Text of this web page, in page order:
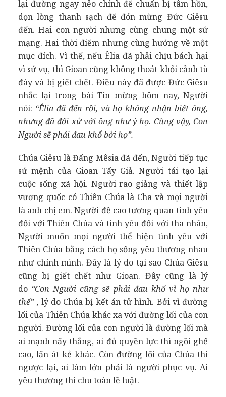
lại đường ngay nẻo chính để chuẩn bị tâm hồn,
dọn lòng thanh sạch để đón mừng Đức Giêsu
đến. Hai con người nhưng cùng chung một sứ
mạng. Hai thời điểm nhưng cùng hướng về một
mục đích. Vì thế, nếu Êlia đã phải chịu bách hại
vì sứ vụ, thì Gioan cũng không thoát khỏi cảnh tù
đày và bị giết chết. Điều này đã được Đức Giêsu
nhắc lại trong bài Tin mừng hôm nay, Người
nói: “Êlia đã đến rồi, và họ không nhận biết ông,
nhưng đã đối xử với ông như ý họ. Cũng vậy, Con
Người sẽ phải đau khổ bởi họ”.
Chúa Giêsu là Đấng Mêsia đã đến, Người tiếp tục
sứ mệnh của Gioan Tẩy Giả. Người tái tạo lại
cuộc sống xã hội. Người rao giảng và thiết lập
vương quốc có Thiên Chúa là Cha và mọi người
là anh chị em. Người đề cao tương quan tình yêu
đối với Thiên Chúa và tình yêu đối với tha nhân,
Người muốn mọi người thể hiện tình yêu với
Thiên Chúa bằng cách họ sống yêu thương nhau
như chính mình. Đây là lý do tại sao Chúa Giêsu
cũng bị giết chết như Gioan. Đây cũng là lý
do “Con Người cũng sẽ phải đau khổ vì họ như
thế” , lý do Chúa bị kết án tử hình. Bởi vì đường
lối của Thiên Chúa khác xa với đường lối của con
người. Đường lối của con người là đường lối mà
ai mạnh nấy thắng, ai đủ quyền lực thì ngồi ghế
cao, lấn át kẻ khác. Còn đường lối của Chúa thì
ngược lại, ai làm lớn phải là người phục vụ. Ai
yêu thương thì chu toàn lề luật.